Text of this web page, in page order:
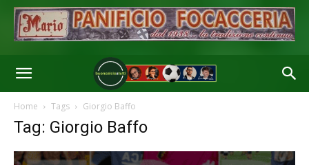
Home Tags Giorgio Baffo
Tag: Giorgio Baffo